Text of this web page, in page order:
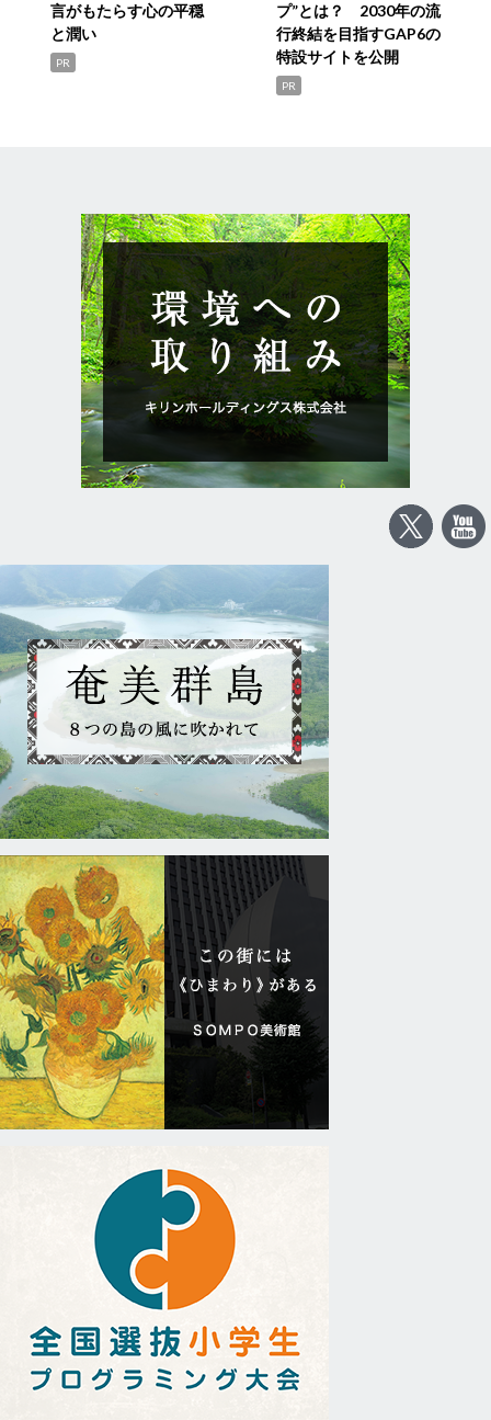
言がもたらす心の平穏
と潤い
PR
プ”とは？ 2030年の流
行終結を目指すGAP6の
特設サイトを公開
PR